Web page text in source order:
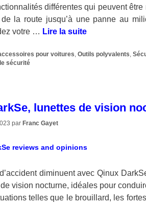
différentes qui peuvent
la route jusqu’à une panne au
votre … Lire la suite
pour voitures,Outils polyvalents,
sécurité
lunettes de vision
par Franc Gayet
diminuent avec Qinux
vision nocturne, idéales pour
telles que le brouillard, les